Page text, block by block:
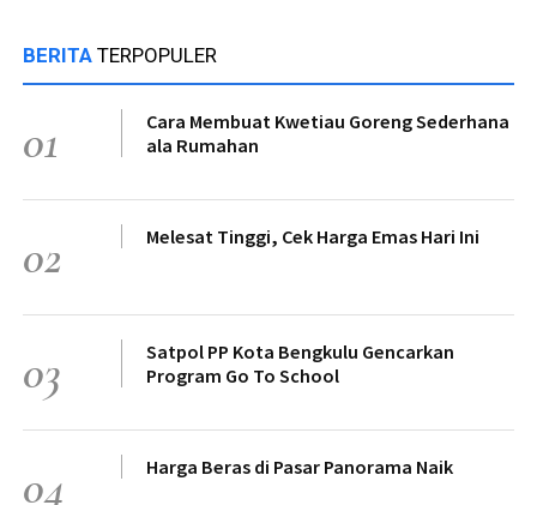
BERITA TERPOPULER
01
Cara Membuat Kwetiau Goreng Sederhana
ala Rumahan
02 Melesat Tinggi, Cek Harga Emas Hari Ini
03
Satpol PP Kota Bengkulu Gencarkan
Program Go To School
04 Harga Beras di Pasar Panorama Naik